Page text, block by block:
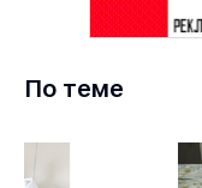
По теме